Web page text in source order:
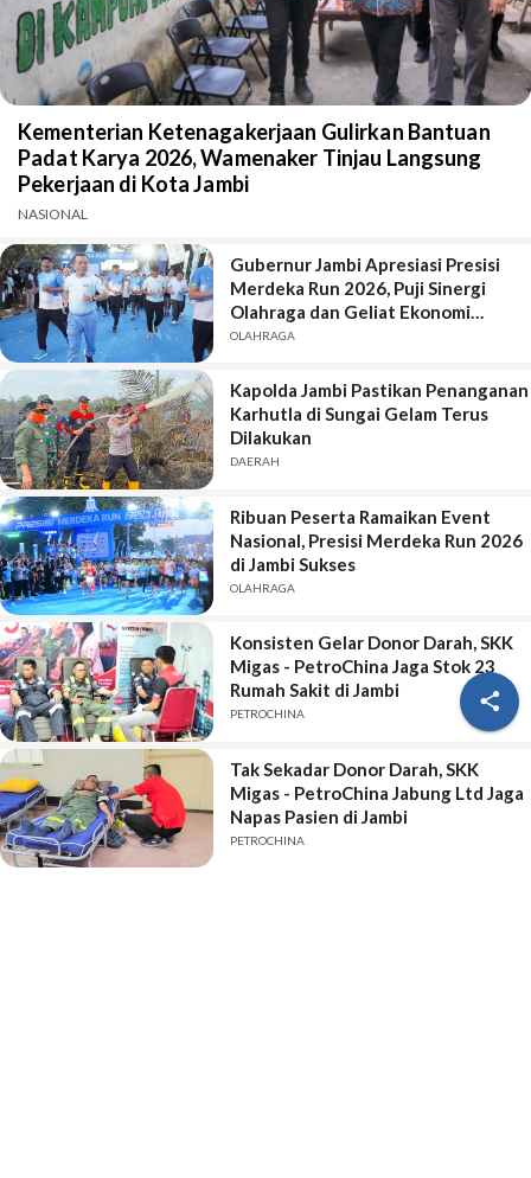

Kementerian Ketenagakerjaan Gulirkan Bantuan
Padat Karya 2026, Wamenaker Tinjau Langsung
Pekerjaan di Kota Jambi
NASIONAL
Gubernur Jambi Apresiasi Presisi
Merdeka Run 2026, Puji Sinergi
Olahraga dan Geliat Ekonomi
Daerah
OLAHRAGA
Kapolda Jambi Pastikan Penanganan
Karhutla di Sungai Gelam Terus
Dilakukan
DAERAH
Ribuan Peserta Ramaikan Event
Nasional, Presisi Merdeka Run 2026
di Jambi Sukses
OLAHRAGA
Konsisten Gelar Donor Darah, SKK
Migas - PetroChina Jaga Stok 23
Rumah Sakit di Jambi
PETROCHINA
Tak Sekadar Donor Darah, SKK
Migas - PetroChina Jabung Ltd Jaga
Napas Pasien di Jambi
PETROCHINA